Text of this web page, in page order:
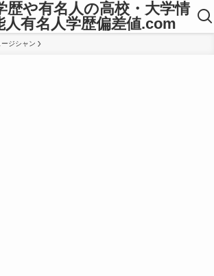
歴や有名人の高校・大学情
人有名人学歴偏差値.com
ジシャン